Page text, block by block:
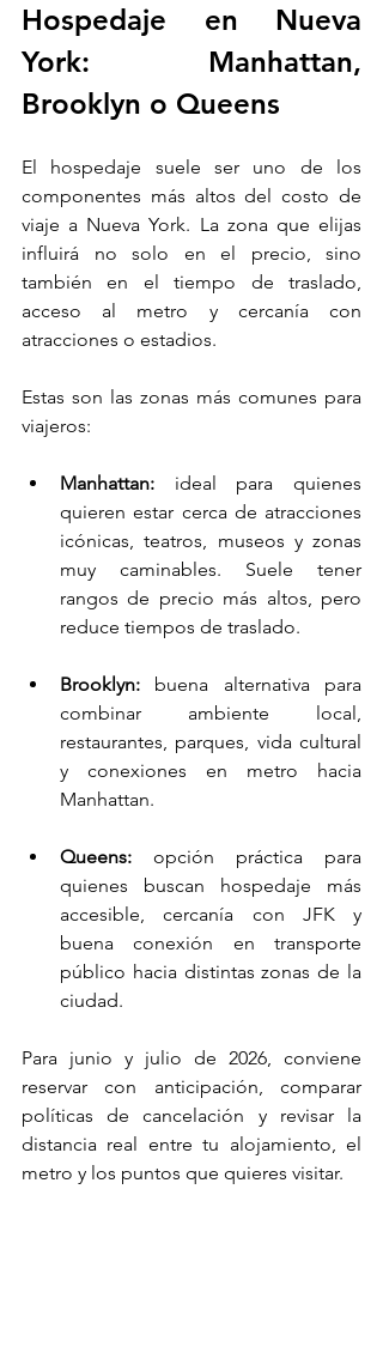
Hospedaje en Nueva
York: Manhattan,
Brooklyn o Queens
El hospedaje suele ser uno de los
componentes más altos del costo de
viaje a Nueva York. La zona que elijas
influirá no solo en el precio, sino
también en el tiempo de traslado,
acceso al metro y cercanía con
atracciones o estadios.
Estas son las zonas más comunes para
viajeros:
Manhattan: ideal para quienes
quieren estar cerca de atracciones
icónicas, teatros, museos y zonas
muy caminables. Suele tener
rangos de precio más altos, pero
reduce tiempos de traslado.
Brooklyn: buena alternativa para
combinar ambiente local,
restaurantes, parques, vida cultural
y conexiones en metro hacia
Manhattan.
Queens: opción práctica para
quienes buscan hospedaje más
accesible, cercanía con JFK y
buena conexión en transporte
público hacia distintas zonas de la
ciudad.
Para junio y julio de 2026, conviene
reservar con anticipación, comparar
políticas de cancelación y revisar la
distancia real entre tu alojamiento, el
metro y los puntos que quieres visitar.